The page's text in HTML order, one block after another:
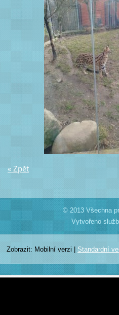
« Zpět
© 2013 Všechna
Vytvořeno
Zobrazit: Mobilní verzi Standardní